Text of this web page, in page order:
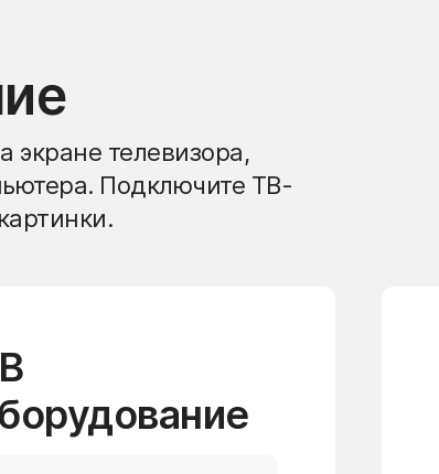
телевизора,
Подключите ТВ-